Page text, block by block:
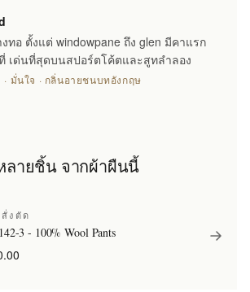
ทอ ตั้งแต่ windowpane ถึง glen มีคาแรก
เด่นที่สุดบนสปอร์ตโค้ตและสูทลำลอง
· มั่นใจ · กลิ่นอายชนบทอังกฤษ
ลายชิ้น จากผ้าผืนนี้
สั่งตัด
3 - 100% Wool Pants